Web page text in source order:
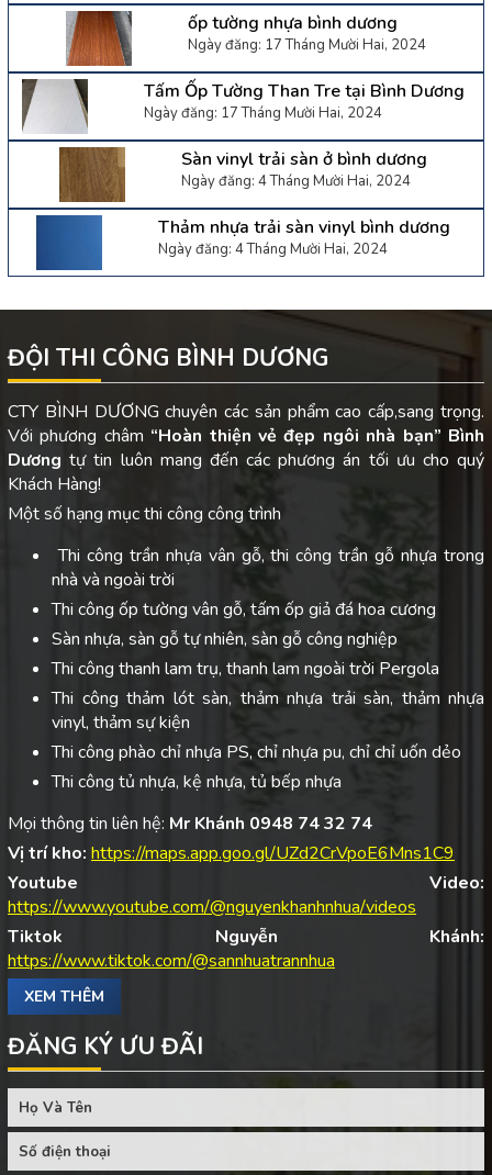
ốp tường nhựa bình dương
Ngày đăng: 17 Tháng Mười Hai, 2024
Tấm Ốp Tường Than Tre tại Bình Dương
Ngày đăng: 17 Tháng Mười Hai, 2024
Sàn vinyl trải sàn ở bình dương
Ngày đăng: 4 Tháng Mười Hai, 2024
Thảm nhựa trải sàn vinyl bình dương
Ngày đăng: 4 Tháng Mười Hai, 2024
ĐỘI THI CÔNG BÌNH DƯƠNG
CTY BÌNH DƯƠNG chuyên các sản phẩm cao cấp,sang trọng.
Với phương châm “Hoàn thiện vẻ đẹp ngôi nhà bạn” Bình
Dươngtự tin luôn mang đến các phương án tối ưu cho quý
Khách Hàng!
Một số hạng mục thi công công trình
Thi công trần nhựa vân gỗ, thi công trần gỗ nhựa trong
nhà và ngoài trời
Thi công ốp tường vân gỗ, tấm ốp giả đá hoa cương
Sàn nhựa, sàn gỗ tự nhiên, sàn gỗ công nghiệp
Thi công thanh lam trụ, thanh lam ngoài trời Pergola
Thi công thảm lót sàn, thảm nhựa trải sàn, thảm nhựa
vinyl, thảm sự kiện
Thi công phào chỉ nhựa PS, chỉ nhựa pu, chỉ chỉ uốn dẻo
Thi công tủ nhựa, kệ nhựa, tủ bếp nhựa
Mọi thông tin liên hệ: Mr Khánh 0948 74 32 74
Vị trí kho: https://maps.app.goo.gl/UZd2CrVpoE6Mns1C9
Youtube Video:
https://www.youtube.com/@nguyenkhanhnhua/videos
Tiktok Nguyễn Khánh:
https://www.tiktok.com/@sannhuatrannhua
XEM THÊM
ĐĂNG KÝ ƯU ĐÃI